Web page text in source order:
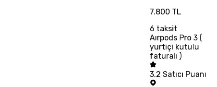
7.800 TL
6 taksit
Aırpods Pro 3 (
yurtiçi kutulu
faturalı )
3.2 Satıcı Puanı